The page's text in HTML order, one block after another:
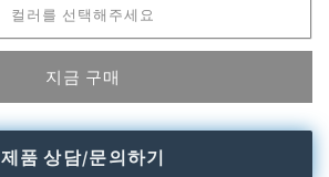
컬러를 선택해주세요
지금 구매
제품 상담/문의하기